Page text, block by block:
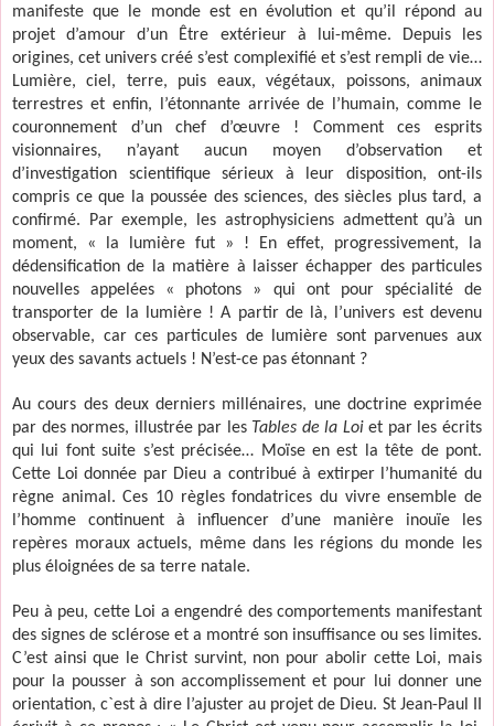
manifeste que le monde est en évolution et qu’il répond au
projet d’amour d’un Être extérieur à lui-même. Depuis les
origines, cet univers créé s’est complexifié et s’est rempli de vie…
Lumière, ciel, terre, puis eaux, végétaux, poissons, animaux
terrestres et enfin, l’étonnante arrivée de l’humain, comme le
couronnement d’un chef d’œuvre ! Comment ces esprits
visionnaires, n’ayant aucun moyen d’observation et
d’investigation scientifique sérieux à leur disposition, ont-ils
compris ce que la poussée des sciences, des siècles plus tard, a
confirmé. Par exemple, les astrophysiciens admettent qu’à un
moment, « la lumière fut » ! En effet, progressivement, la
dédensification de la matière à laisser échapper des particules
nouvelles appelées « photons » qui ont pour spécialité de
transporter de la lumière ! A partir de là, l’univers est devenu
observable, car ces particules de lumière sont parvenues aux
yeux des savants actuels ! N’est-ce pas étonnant ?
Au cours des deux derniers millénaires, une doctrine exprimée
par des normes, illustrée par les Tables de la Loiet par les écrits
qui lui font suite s’est précisée… Moïse en est la tête de pont.
Cette Loi donnée par Dieu a contribué à extirper l’humanité du
règne animal. Ces 10 règles fondatrices du vivre ensemble de
l’homme continuent à influencer d’une manière inouïe les
repères moraux actuels, même dans les régions du monde les
plus éloignées de sa terre natale.
Peu à peu, cette Loi a engendré des comportements manifestant
des signes de sclérose et a montré son insuffisance ou ses limites.
C’est ainsi que le Christ survint, non pour abolir cette Loi, mais
pour la pousser à son accomplissement et pour lui donner une
orientation, c`est à dire l’ajuster au projet de Dieu. St Jean-Paul II